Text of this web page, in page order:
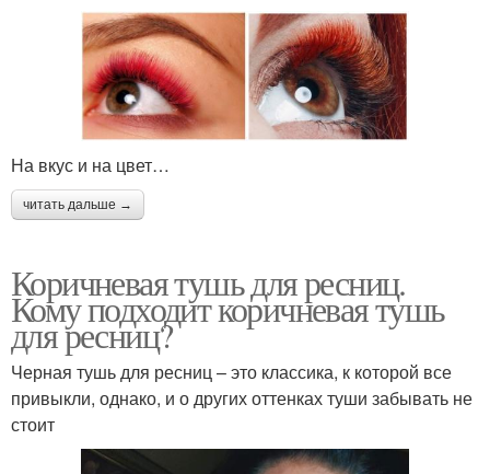
На вкус и на цвет…
читать дальше →
Коричневая тушь для ресниц.
Кому подходит коричневая тушь
для ресниц?
Черная тушь для ресниц – это классика, к которой все
привыкли, однако, и о других оттенках туши забывать не
стоит